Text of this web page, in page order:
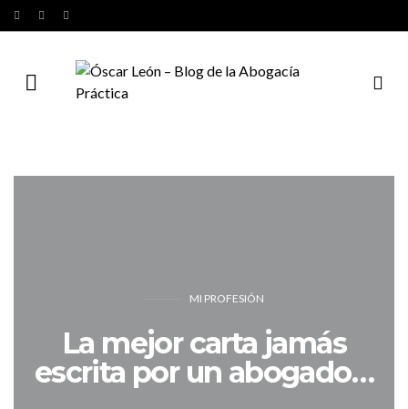
MI PROFESIÓN
La mejor carta jamás
escrita por un abogado…